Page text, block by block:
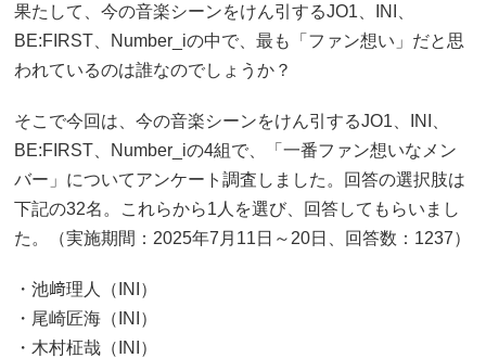
果たして、今の音楽シーンをけん引するJO1、INI、
BE:FIRST、Number_iの中で、最も「ファン想い」だと思
われているのは誰なのでしょうか？
そこで今回は、今の音楽シーンをけん引するJO1、INI、
BE:FIRST、Number_iの4組で、「一番ファン想いなメン
バー」についてアンケート調査しました。回答の選択肢は
下記の32名。これらから1人を選び、回答してもらいまし
た。（実施期間：2025年7月11日～20日、回答数：1237）
・池﨑理人（INI）
・尾崎匠海（INI）
・木村柾哉（INI）